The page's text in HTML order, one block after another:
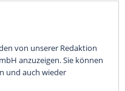
von unserer Redaktion
anzuzeigen. Sie können
und auch wieder